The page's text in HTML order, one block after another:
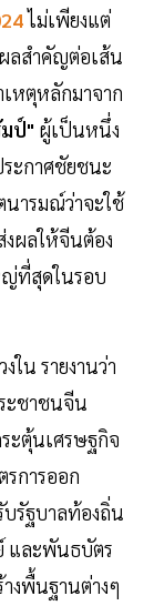
ไม่เพียงแต่
ลสำคัญต่อเส้น
หตุหลักมาจาก
ป์" ผู้เป็นหนึ่ง
ระกาศชัยชนะ
นารมณ์ว่าจะใช้
ผลให้จีนต้อง
ญ่ที่สุดในรอบ
ใน รายงานว่า
ะชาชนจีน
ะตุ้นเศรษฐกิจ
การออก
รัฐบาลท้องถิ่น
และพันธบัตร
งพื้นฐานต่างๆ